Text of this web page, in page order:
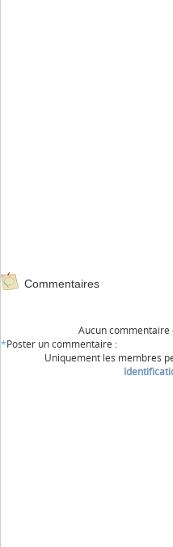
Commentaires
Aucun commentaire
*Poster un commentaire :
Uniquement les membres